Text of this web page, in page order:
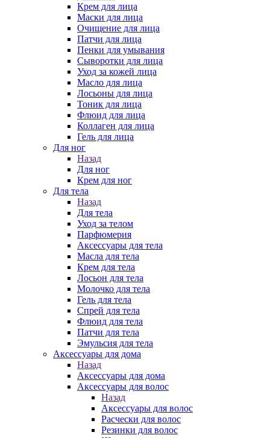
Крем для лица
Маски для лица
Очищение для лица
Патчи для лица
Пенки для умывания
Сыворотки для лица
Уход за кожей лица
Масло для лица
Лосьоны для лица
Тоник для лица
Флюид для лица
Коллаген для лица
Гель для лица
Для ног
Назад
Для ног
Крем для ног
Для тела
Назад
Для тела
Уход за телом
Парфюмерия
Аксессуары для тела
Масла для тела
Крем для тела
Лосьон для тела
Молочко для тела
Гель для тела
Спрей для тела
Флюид для тела
Патчи для тела
Эмульсия для тела
Аксессуары для дома
Назад
Аксессуары для дома
Аксессуары для волос
Назад
Аксессуары для волос
Расчески для волос
Резинки для волос